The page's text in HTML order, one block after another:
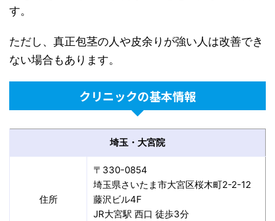
す。
ただし、真正包茎の人や皮余りが強い人は改善でき
ない場合もあります。
クリニックの基本情報
埼玉・大宮院
住所
〒330-0854
埼玉県さいたま市大宮区桜木町2-2-12
藤沢ビル4F
JR大宮駅 西口 徒歩3分